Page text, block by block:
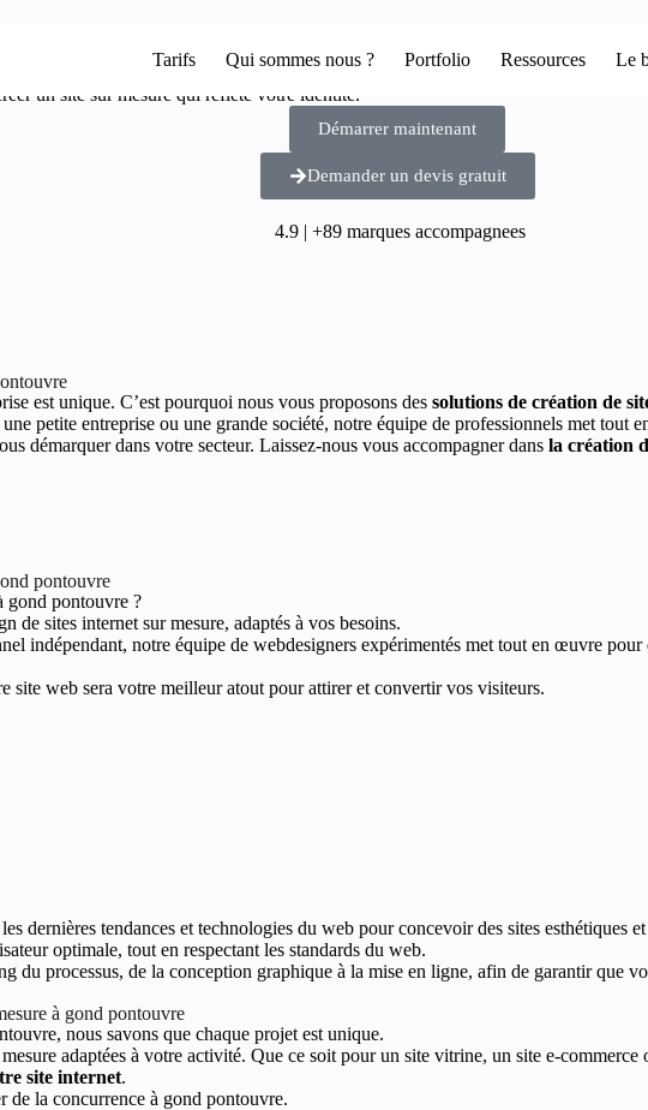
Tarifs Qui sommes nous ? Portfolio Ressources Le
engageante.
un site sur mesure qui reflète votre identité.
Démarrer maintenant
Demander un devis gratuit
4.9 | +89 marques accompagnees
est unique. C’est pourquoi nous vous proposons des solutions de création de
petite entreprise ou une grande société, notre équipe de professionnels met tout
démarquer dans votre secteur. Laissez-nous vous accompagner dans la création
pontouvre
gond pontouvre ?
de sites internet sur mesure, adaptés à vos besoins.
indépendant, notre équipe de webdesigners expérimentés met tout en œuvre pour
web sera votre meilleur atout pour attirer et convertir vos visiteurs.
dernières tendances et technologies du web pour concevoir des sites esthétiques
optimale, tout en respectant les standards du web.
du processus, de la conception graphique à la mise en ligne, afin de garantir que
à gond pontouvre
nous savons que chaque projet est unique.
adaptées à votre activité. Que ce soit pour un site vitrine, un site e-
site internet.
de la concurrence à gond pontouvre.